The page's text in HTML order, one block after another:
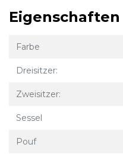
Eigenschaften
Farbe
Dreisitzer:
Zweisitzer:
Sessel
Pouf